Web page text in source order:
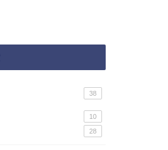
38
10
28